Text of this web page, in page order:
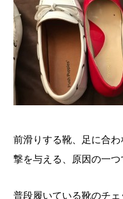
前滑りする靴、足に合
撃を与える、原因の一つ
普段履いている靴のチ